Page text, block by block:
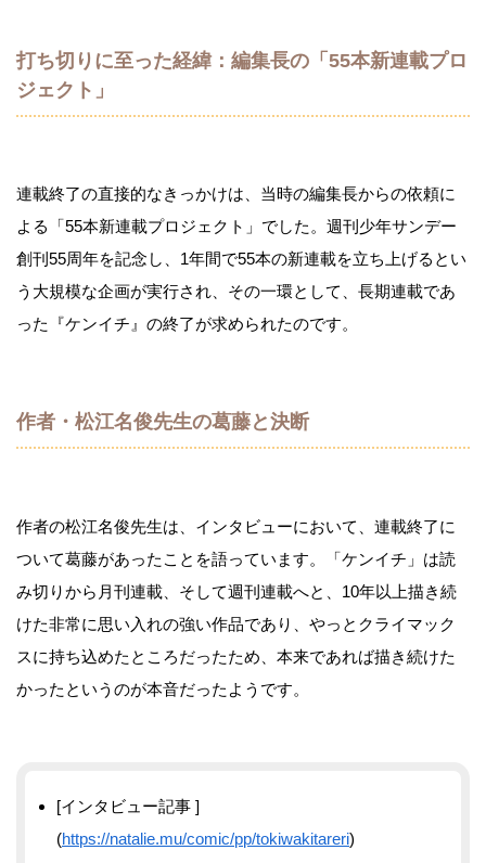
打ち切りに至った経緯：編集長の「55本新連載プロ
ジェクト」
連載終了の直接的なきっかけは、当時の編集長からの依頼に
よる「55本新連載プロジェクト」でした。週刊少年サンデー
創刊55周年を記念し、1年間で55本の新連載を立ち上げるとい
う大規模な企画が実行され、その一環として、長期連載であ
った『ケンイチ』の終了が求められたのです。
作者・松江名俊先生の葛藤と決断
作者の松江名俊先生は、インタビューにおいて、連載終了に
ついて葛藤があったことを語っています。「ケンイチ」は読
み切りから月刊連載、そして週刊連載へと、10年以上描き続
けた非常に思い入れの強い作品であり、やっとクライマック
スに持ち込めたところだったため、本来であれば描き続けた
かったというのが本音だったようです。
[インタビュー記事 ]
(https://natalie.mu/comic/pp/tokiwakitareri)